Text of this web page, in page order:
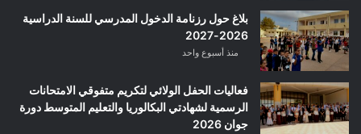
بلاغ حول رزنامة الدخول المدرسي للسنة الدراسية
2026-2027
منذ أسبوع واحد
فعاليات الحفل الولائي لتكريم متفوقي الامتحانات
الرسمية لشهادتي البكالوريا والتعليم المتوسط دورة
جوان 2026